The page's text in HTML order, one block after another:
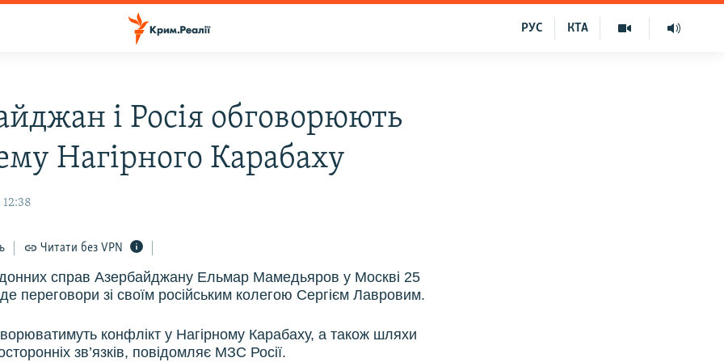
КТА
РУС
і Росія обговорюють
Нагірного Карабаху
12:38
Читати без VPN
справ Азербайджану Ельмар Мамедьяров у Москві 25
переговори зі своїм російським колегою Сергієм Лавровим.
конфлікт у Нагірному Карабаху, а також шляхи
зв’язків, повідомляє МЗС Росії.